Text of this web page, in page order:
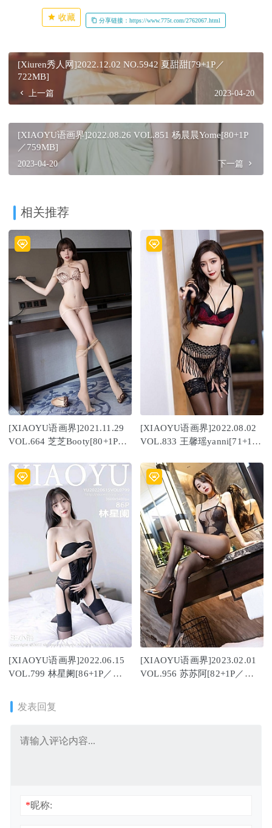
收藏 分享链接：https://www.775t.com/2762067.html
[Xiuren秀人网]2022.12.02 NO.5942 夏甜甜[79+1P／
722MB]
上一篇 2023-04-20
[XIAOYU语画界]2022.08.26 VOL.851 杨晨晨Yome[80+1P
／759MB]
2023-04-20 下一篇
相关推荐
[XIAOYU语画界]2021.11.29
VOL.664 芝芝Booty[80+1P／
[XIAOYU语画界]2022.08.02
VOL.833 王馨瑶yanni[71+1P
[XIAOYU语画界]2022.06.15
VOL.799 林星阑[86+1P／
[XIAOYU语画界]2023.02.01
VOL.956 苏苏阿[82+1P／
发表回复
*昵称: